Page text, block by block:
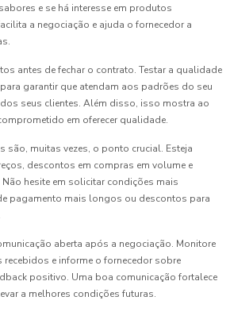
e se há interesse em produtos
a negociação e ajuda o fornecedor a
antes de fechar o contrato. Testar a qualidade
garantir que atendam aos padrões do seu
seus clientes. Além disso, isso mostra ao
em oferecer qualidade.
são, muitas vezes, o ponto crucial. Esteja
descontos em compras em volume e
hesite em solicitar condições mais
pagamento mais longos ou descontos para
aberta após a negociação. Monitore
e informe o fornecedor sobre
positivo. Uma boa comunicação fortalece
a melhores condições futuras.